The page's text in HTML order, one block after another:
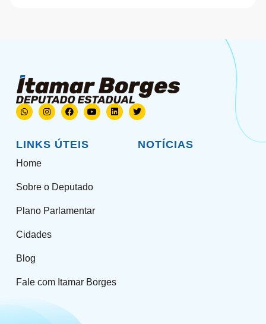
LINKS ÚTEIS
Home
Sobre o Deputado
Plano Parlamentar
Cidades
Blog
Fale com Itamar Borges
NOTÍCIAS